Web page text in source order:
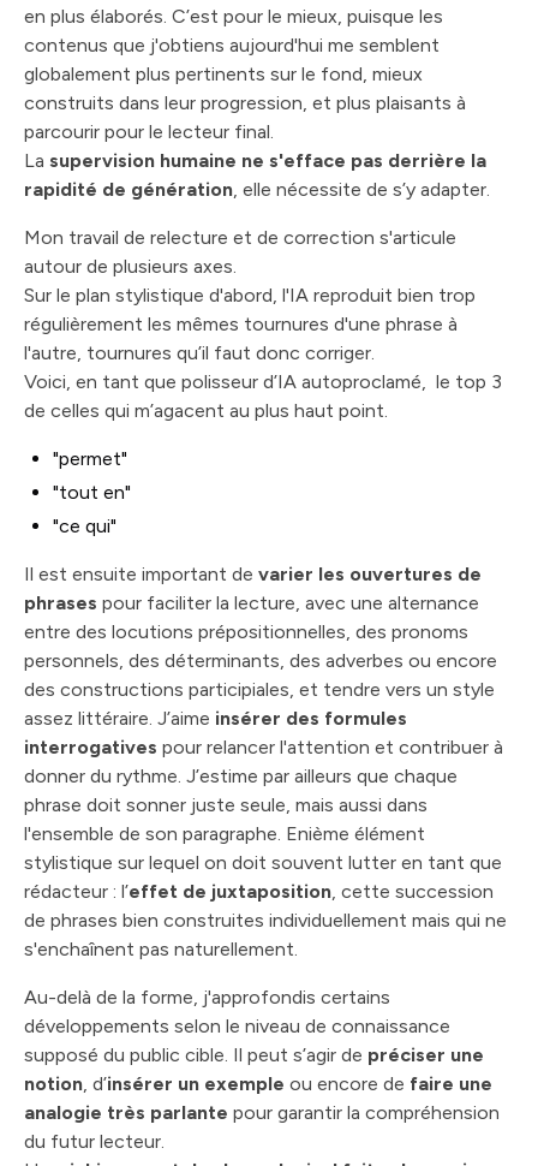
en plus élaborés. C’est pour le mieux, puisque les
contenus que j'obtiens aujourd'hui me semblent
globalement plus pertinents sur le fond, mieux
construits dans leur progression, et plus plaisants à
parcourir pour le lecteur final.
La supervision humaine ne s'efface pas derrière la
rapidité de génération, elle nécessite de s’y adapter.
Mon travail de relecture et de correction s'articule
autour de plusieurs axes.
Sur le plan stylistique d'abord, l'IA reproduit bien trop
régulièrement les mêmes tournures d'une phrase à
l'autre, tournures qu’il faut donc corriger.
Voici, en tant que polisseur d’IA autoproclamé, le top 3
de celles qui m’agacent au plus haut point.
"permet"
"tout en"
"ce qui"
Il est ensuite important de varier les ouvertures de
phrases pour faciliter la lecture, avec une alternance
entre des locutions prépositionnelles, des pronoms
personnels, des déterminants, des adverbes ou encore
des constructions participiales, et tendre vers un style
assez littéraire. J’aime insérer des formules
interrogatives pour relancer l'attention et contribuer à
donner du rythme. J’estime par ailleurs que chaque
phrase doit sonner juste seule, mais aussi dans
l'ensemble de son paragraphe. Enième élément
stylistique sur lequel on doit souvent lutter en tant que
rédacteur : l’effet de juxtaposition, cette succession
de phrases bien construites individuellement mais qui ne
s'enchaînent pas naturellement.
Au-delà de la forme, j'approfondis certains
développements selon le niveau de connaissance
supposé du public cible. Il peut s’agir de préciser une
notion, d’insérer un exemple ou encore de faire une
analogie très parlante pour garantir la compréhension
du futur lecteur.